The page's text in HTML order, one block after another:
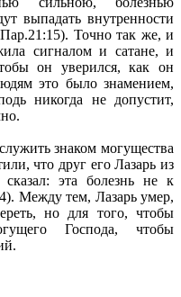
выпадать внутренности
Точно так же, и
сигналом и сатане, и
он уверился, как он
это было знамением,
никогда не допустит,
знаком могущества
что друг его Лазарь из
эта болезнь не к
Между тем, Лазарь умер,
но для того, чтобы
Господа, чтобы